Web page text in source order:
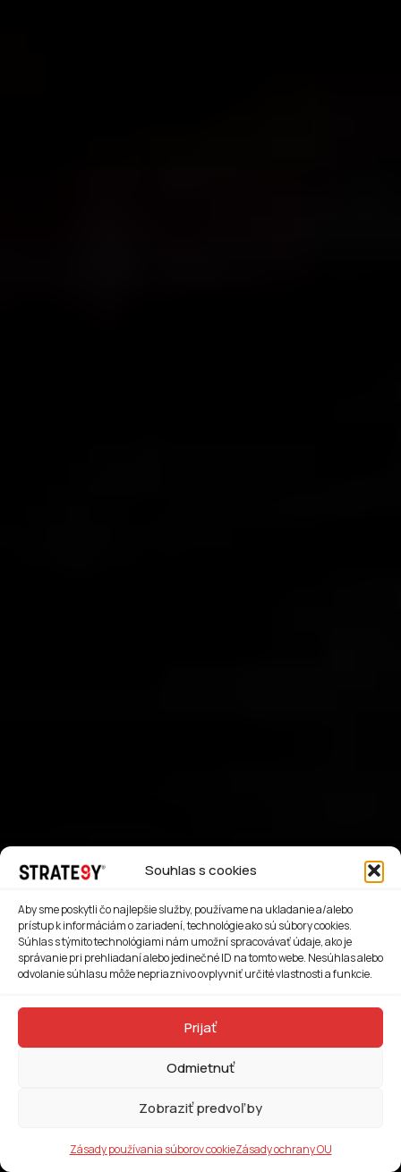
Souhlas s cookies
Aby sme poskytli čo najlepšie služby, používame na ukladanie a/alebo
prístup k informáciám o zariadení, technológie ako sú súbory cookies.
Súhlas s týmito technológiami nám umožní spracovávať údaje, ako je
správanie pri prehliadaní alebo jedinečné ID na tomto webe. Nesúhlas alebo
odvolanie súhlasu môže nepriaznivo ovplyvniť určité vlastnosti a funkcie.
Prijať
Odmietnuť
Zobraziť predvoľby
Zásady používania súborov cookieZásady ochrany OU